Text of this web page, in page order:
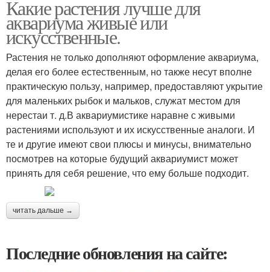
Какие растения лучше для
аквариума живые или
искусственные.
Растения не только дополняют оформление аквариума,
делая его более естественным, но также несут вполне
практическую пользу, например, предоставляют укрытие
для маленьких рыбок и мальков, служат местом для
нерестаи т. д.В аквариумистике наравне с живыми
растениями используют и их искусственные аналоги. И
те и другие имеют свои плюсы и минусы, внимательно
посмотрев на которые будущий аквариумист может
принять для себя решение, что ему больше подходит.
читать дальше →
Последние обновления на сайте: